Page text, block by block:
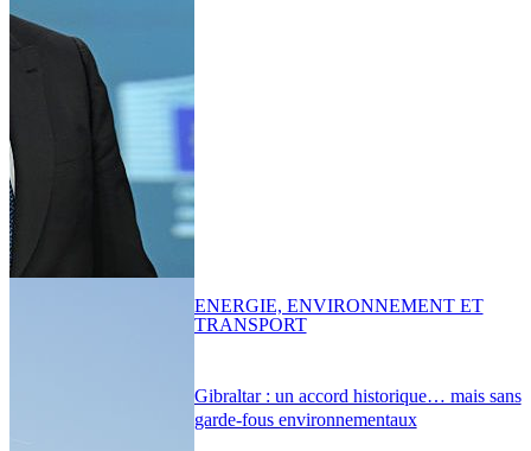
Gibraltar : un accord historique… mais sans
garde-fous environnementaux
ENERGIE, ENVIRONNEMENT ET
TRANSPORT